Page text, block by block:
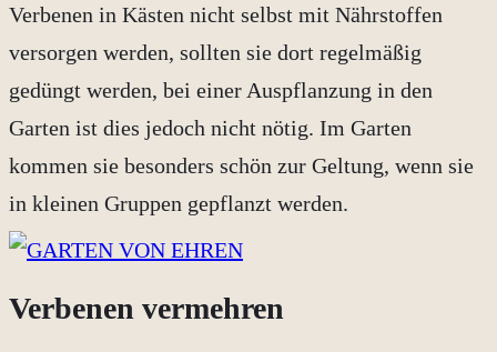
Verbenen in Kästen nicht selbst mit Nährstoffen
versorgen werden, sollten sie dort regelmäßig
gedüngt werden, bei einer Auspflanzung in den
Garten ist dies jedoch nicht nötig. Im Garten
kommen sie besonders schön zur Geltung, wenn sie
in kleinen Gruppen gepflanzt werden.
Verbenen vermehren